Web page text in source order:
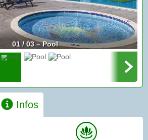
01 / 03 – Pool
Infos